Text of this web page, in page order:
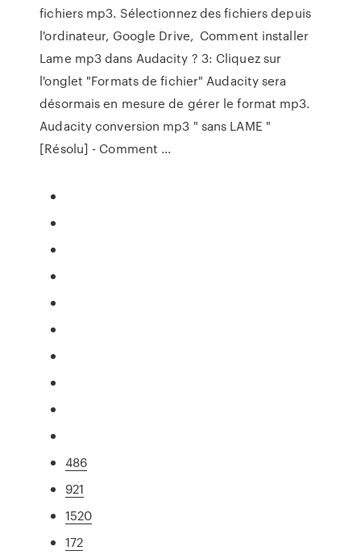
fichiers mp3. Sélectionnez des fichiers depuis
l'ordinateur, Google Drive, Comment installer
Lame mp3 dans Audacity ? 3: Cliquez sur
l'onglet "Formats de fichier" Audacity sera
désormais en mesure de gérer le format mp3.
Audacity conversion mp3 " sans LAME "
[Résolu] - Comment ...
486
921
1520
172